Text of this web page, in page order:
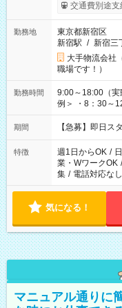
交通費別途支
勤務地
東京都新宿区
新宿駅 / 新宿三
大手物流会社
職場です！）
勤務時間
9:00～18:00（実動8時間） 希望の時間帯
例＞ ・8：30～
・13：00～22：
期間 【急募】即日ス
特徴 週1日からOK /
業・WワークOK /
集 / 電話対応なし
気になる！
マニュアル通りに